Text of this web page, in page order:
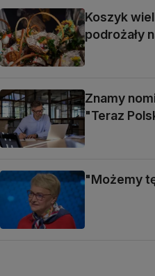
Koszyk
podrożały
Znamy
"Teraz
"Możemy